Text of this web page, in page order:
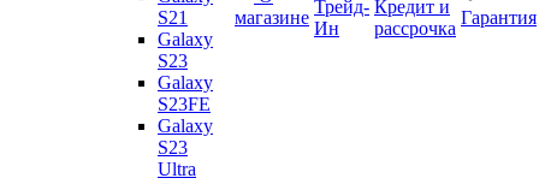
S21
Galaxy
S23
Galaxy
S23FE
Galaxy
S23
Ultra
магазине
Трейд-
Ин
Кредит и
рассрочка
Гарантия